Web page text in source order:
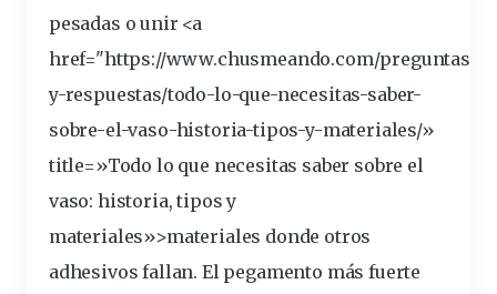
pesadas ounir <a
href="https://www.chusmeando.com/preguntas-
y-respuestas/todo-lo-que-necesitas-saber-
sobre-el-vaso-historia-tipos-y-materiales/»
title=»Todo lo que necesitas saber sobre el
vaso: historia, tipos y
materiales»>materiales donde otros
adhesivos fallan. El pegamento más fuerte